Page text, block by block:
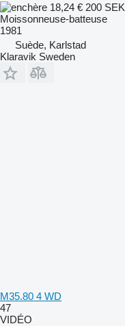
18,24 € 200 SEK
Moissonneuse-batteuse
1981
Suède, Karlstad
Klaravik Sweden
M35.80 4 WD
47
VIDÉO